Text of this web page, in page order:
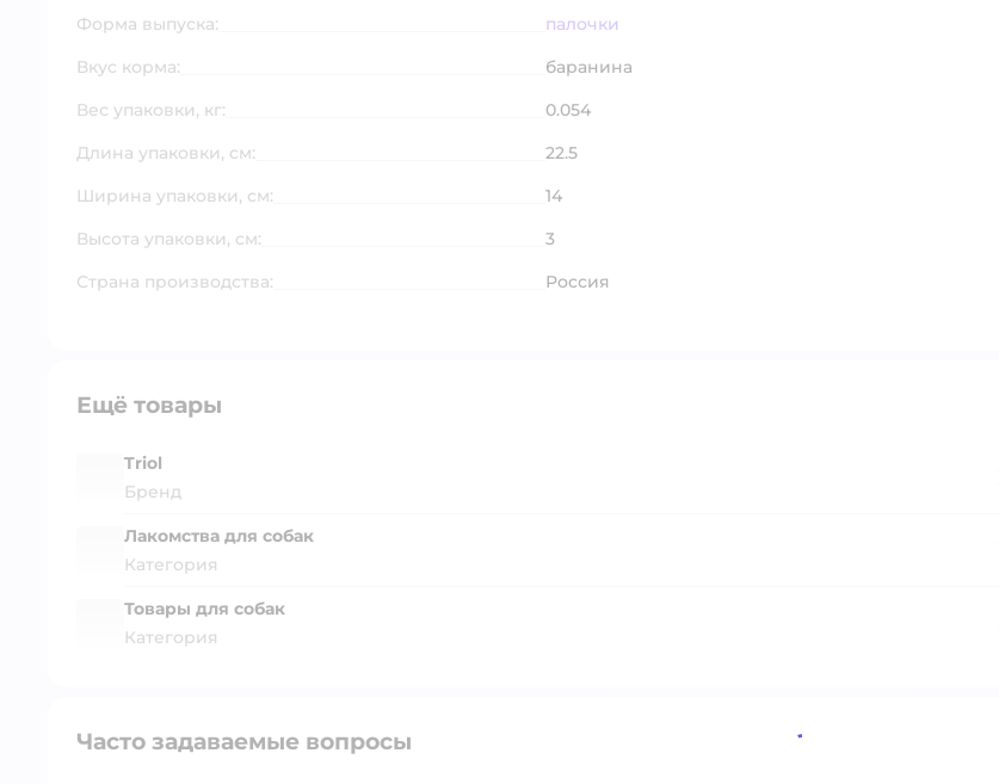
Форма выпуска:
палочки
Вкус корма:
баранина
Вес упаковки, кг:
0.054
Длина упаковки, см:
22.5
Ширина упаковки, см:
14
Высота упаковки, см:
3
Страна производства:
Россия
Ещё товары
Triol
Бренд
Лакомства для собак
Категория
Товары для собак
Категория
Часто задаваемые вопросы